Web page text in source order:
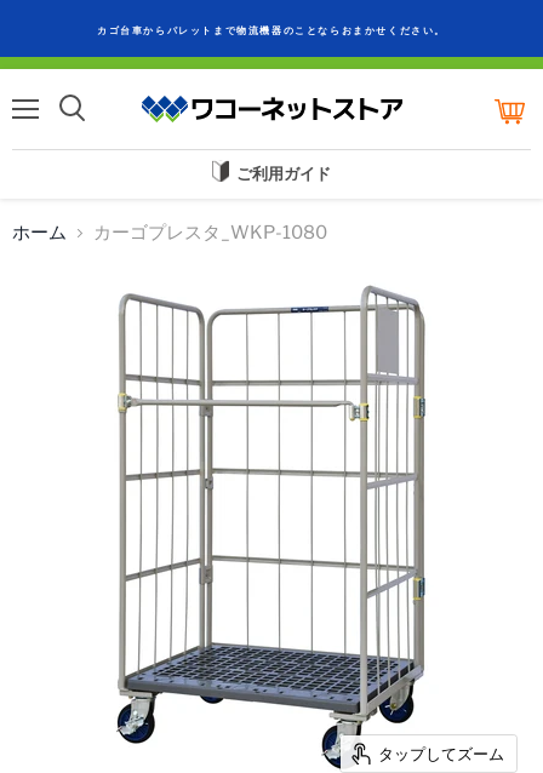
カゴ台車からパレットまで物流機器のことならおまかせください。
ニ
ご利用ガイド
カ
ー
を
ホーム カーゴプレスタ_WKP-1080
タップしてズーム